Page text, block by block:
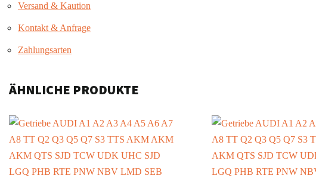
Versand & Kaution
Kontakt & Anfrage
Zahlungsarten
ÄHNLICHE PRODUKTE